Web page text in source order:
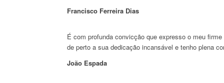
Francisco Ferreira Dias
É com profunda convicção que expresso o meu
de perto a sua dedicação incansável e tenho plena
João Espada